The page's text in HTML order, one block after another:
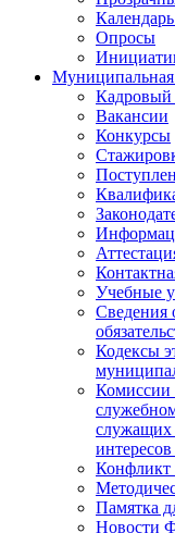
Опросы
Кадровый
Вакансии
Конкурсы
Учебные
Сведения
Кодексы
Комиссии
служащих
Конфликт
Памятка
Новости